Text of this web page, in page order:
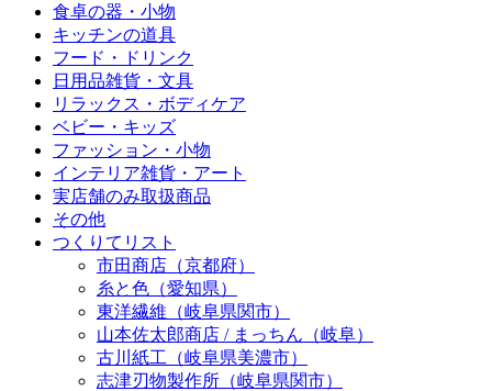
食卓の器・小物
キッチンの道具
フード・ドリンク
日用品雑貨・文具
リラックス・ボディケア
ベビー・キッズ
ファッション・小物
インテリア雑貨・アート
実店舗のみ取扱商品
その他
つくりてリスト
市田商店（京都府）
糸と色（愛知県）
東洋繊維（岐阜県関市）
山本佐太郎商店 / まっちん（岐阜）
古川紙工（岐阜県美濃市）
志津刃物製作所（岐阜県関市）